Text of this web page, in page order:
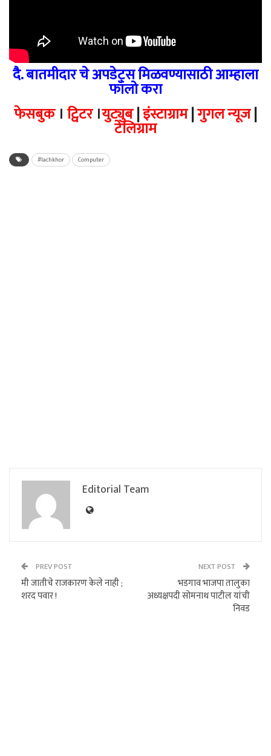
दै. बातमीदार चे अपडेट्स मिळवण्यासाठी आम्हाला
फॉलो करा
फेसबुक। ट्विटर।युट्युब|इंस्टाग्राम|गुगल न्यूज|
टेलिग्राम
#lachkhor Computer
Editorial Team
PREV POST
मी जातीचे राजकारण केले नाही ;
शरद पवार !
NEXT POST
भडगाव भाजपा तालुका
अध्यक्षपदी सोमनाथ पाटील यांची
निवड